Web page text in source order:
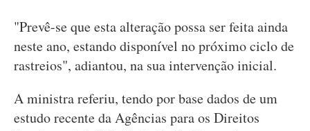
"Prevê-se que esta alteração possa ser feita ainda
neste ano, estando disponível no próximo ciclo de
rastreios", adiantou, na sua intervenção inicial.
A ministra referiu, tendo por base dados de um
estudo recente da Agências para os Direitos